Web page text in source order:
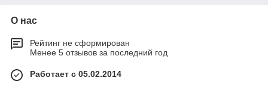
О нас
Рейтинг не сформирован
Менее 5 отзывов за последний год
Работает с 05.02.2014